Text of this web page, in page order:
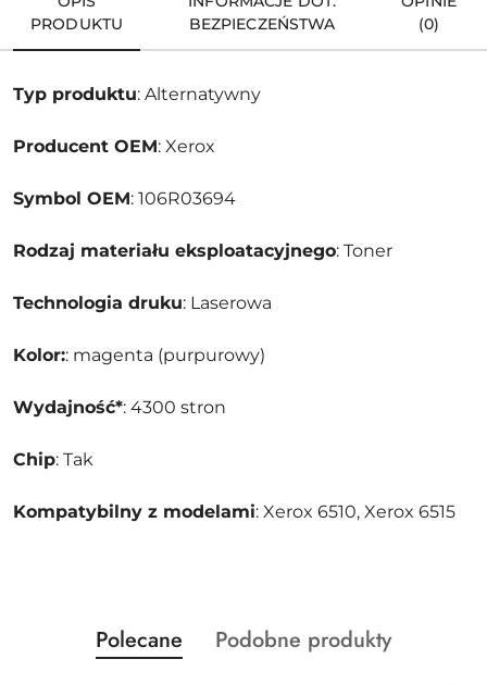
PRODUKTU
BEZPIECZEŃSTWA
(0)
Typ produktu: Alternatywny
Producent OEM: Xerox
Symbol OEM: 106R03694
Rodzaj materiału eksploatacyjnego: Toner
Technologia druku: Laserowa
Kolor:: magenta (purpurowy)
Wydajność*: 4300 stron
Chip: Tak
Kompatybilny z modelami: Xerox 6510, Xerox 6515
Pomiń karuzelę produktów
Produkty
o
Polecane
Produkty
Podobne produkty